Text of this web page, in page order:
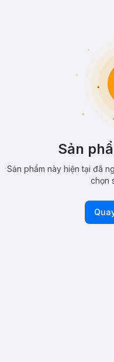
Sản
Sản phẩm này hiện tại đã
chọn